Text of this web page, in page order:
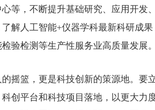
等，不断提升基础研究、应用开发
解人工智能+仪器学科最新科研成
验检测等生产性服务业高质量发展。
篮，更是科技创新的策源地。要
创平台和科技项目落地，以更大力